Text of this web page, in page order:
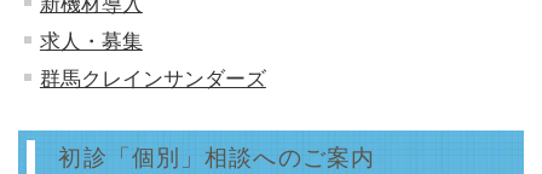
求人・募集
群馬クレインサンダーズ
初診「個別」相談へのご案内